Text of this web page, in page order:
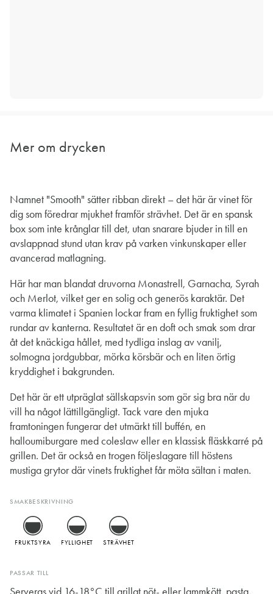
Mer om drycken
Namnet "Smooth" sätter ribban direkt – det här är vinet för
dig som föredrar mjukhet framför strävhet. Det är en spansk
box som inte krånglar till det, utan snarare bjuder in till en
avslappnad stund utan krav på varken vinkunskaper eller
avancerad matlagning.
Här har man blandat druvorna Monastrell, Garnacha, Syrah
och Merlot, vilket ger en solig och generös karaktär. Det
varma klimatet i Spanien lockar fram en fyllig fruktighet som
rundar av kanterna. Resultatet är en doft och smak som drar
åt det knäckiga hållet, med tydliga inslag av vanilj,
solmogna jordgubbar, mörka körsbär och en liten örtig
kryddighet i bakgrunden.
Det här är ett utpräglat sällskapsvin som gör sig bra när du
vill ha något lättillgängligt. Tack vare den mjuka
framtoningen fungerar det utmärkt till buffén, en
halloumiburgare med coleslaw eller en klassisk fläskkarré på
grillen. Det är också en trogen följeslagare till höstens
mustiga grytor där vinets fruktighet får möta sältan i maten.
SMAKBESKRIVNING
FRUKTSYRA FYLLIGHET STRÄVHET
PASSAR TILL